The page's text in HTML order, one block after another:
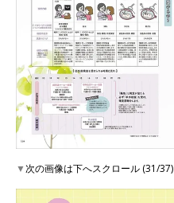
▼次の画像は下へスクロール (31/37)